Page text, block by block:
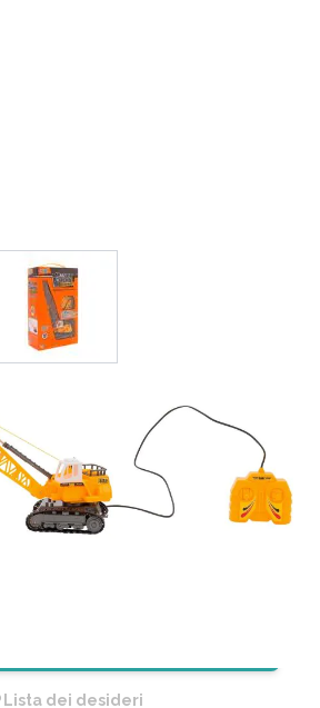
imageView larger image
B/O
SCALA 1:50
Non Disponibile
Lista dei desideri